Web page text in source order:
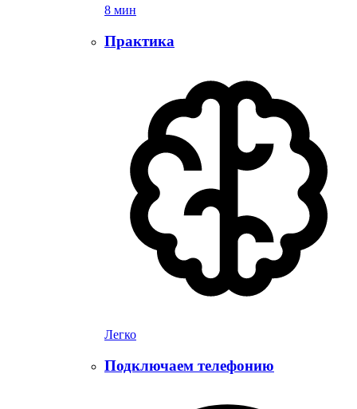
8 мин
Практика
Легко
Подключаем телефонию